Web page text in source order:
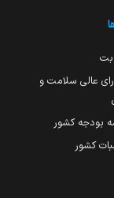
عالی سلامت و
بودجه کشور
کشور